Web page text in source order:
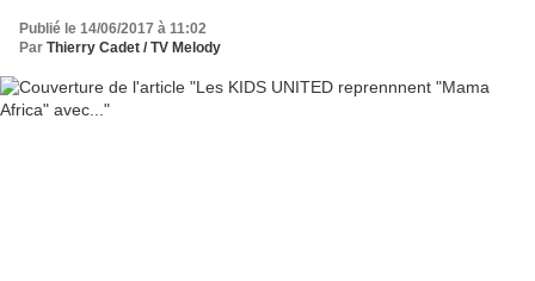
Publié le 14/06/2017 à 11:02
Par Thierry Cadet / TV Melody